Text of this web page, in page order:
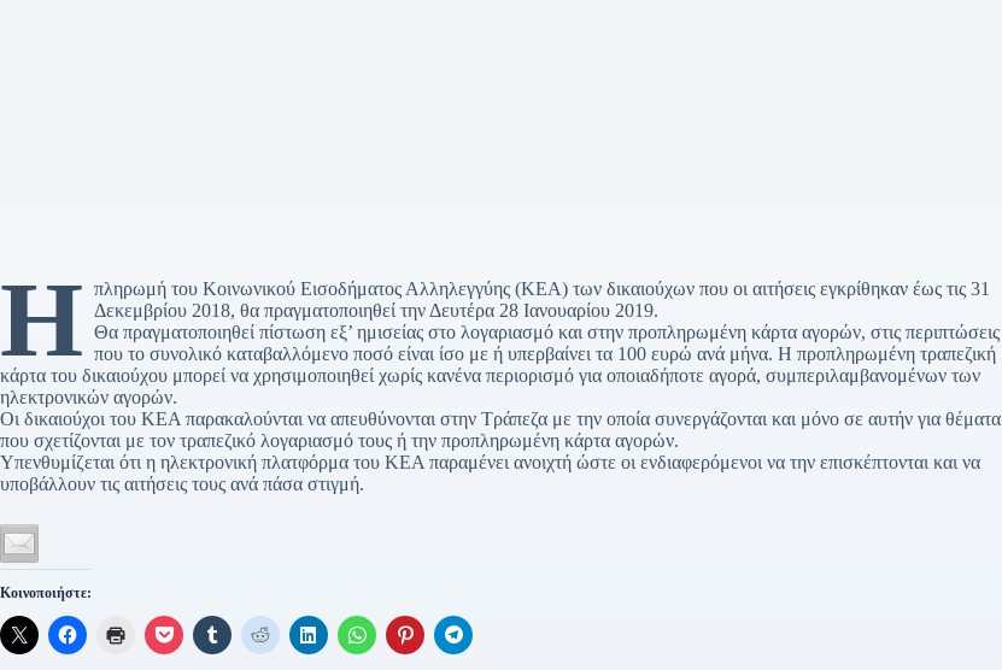
Η πληρωμή του Κοινωνικού Εισοδήματος Αλληλεγγύης (ΚΕΑ) των δικαιούχων που οι αιτήσεις εγκρίθηκαν έως τις 31
Δεκεμβρίου 2018, θα πραγματοποιηθεί την Δευτέρα 28 Ιανουαρίου 2019.
Θα πραγματοποιηθεί πίστωση εξ’ ημισείας στο λογαριασμό και στην προπληρωμένη κάρτα αγορών, στις περιπτώσεις
που το συνολικό καταβαλλόμενο ποσό είναι ίσο με ή υπερβαίνει τα 100 ευρώ ανά μήνα. Η προπληρωμένη τραπεζική
κάρτα του δικαιούχου μπορεί να χρησιμοποιηθεί χωρίς κανένα περιορισμό για οποιαδήποτε αγορά, συμπεριλαμβανομένων των
ηλεκτρονικών αγορών.
Οι δικαιούχοι του ΚΕΑ παρακαλούνται να απευθύνονται στην Τράπεζα με την οποία συνεργάζονται και μόνο σε αυτήν για θέματα
που σχετίζονται με τον τραπεζικό λογαριασμό τους ή την προπληρωμένη κάρτα αγορών.
Υπενθυμίζεται ότι η ηλεκτρονική πλατφόρμα του ΚΕΑ παραμένει ανοιχτή ώστε οι ενδιαφερόμενοι να την επισκέπτονται και να
υποβάλλουν τις αιτήσεις τους ανά πάσα στιγμή.
Κοινοποιήστε: